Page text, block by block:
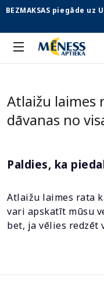
BEZMAKSAS piegāde
Atlaižu laimes
dāvanas no